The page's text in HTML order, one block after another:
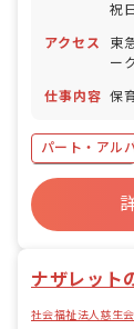
祝
※
の
員
アクセス
東
仕事内容 保
パート・アル
乳児保育のみ
福利厚生充実
ナザレット
社会福祉法人慈生会